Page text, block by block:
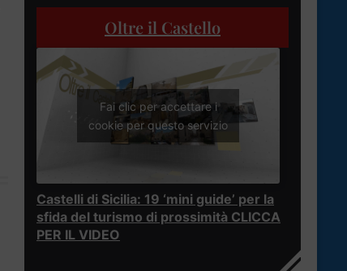
Oltre il Castello
Fai clic per accettare i
cookie per questo servizio
Castelli di Sicilia: 19 ‘mini guide’ per la
sfida del turismo di prossimità CLICCA
PER IL VIDEO